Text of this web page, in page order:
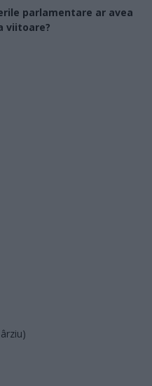
parlamentare ar avea
viitoare?